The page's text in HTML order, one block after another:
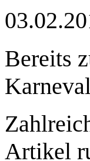
Bereits
Artikel